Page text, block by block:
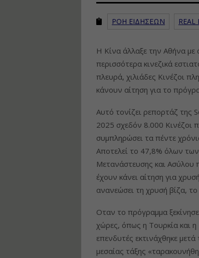
ΡΟΗ ΕΙΔΗΣΕΩΝ REAL
Η Κίνα άλλαξε την Αθήνα με
περισσότερα κινεζικά
πλευρά, χιλιάδες Κινέζοι
κάνουν αίτηση για το
Αυτό τονίζει ρεπορτάζ της
2025 σχεδόν 8.000 Κινέζοι
συμπληρώσει τα πέντε
Αποτελεί το 47,8% όλων
Μετανάστευσης και Ασύλου
έχουν κάνει αίτηση για
ανανεώσει τη χρυσή βίζα,
Οταν το πρόγραμμα
χώρες, όπως η Τουρκία και
επενδυτές εκτινάχθηκε
μεσαίας τάξης